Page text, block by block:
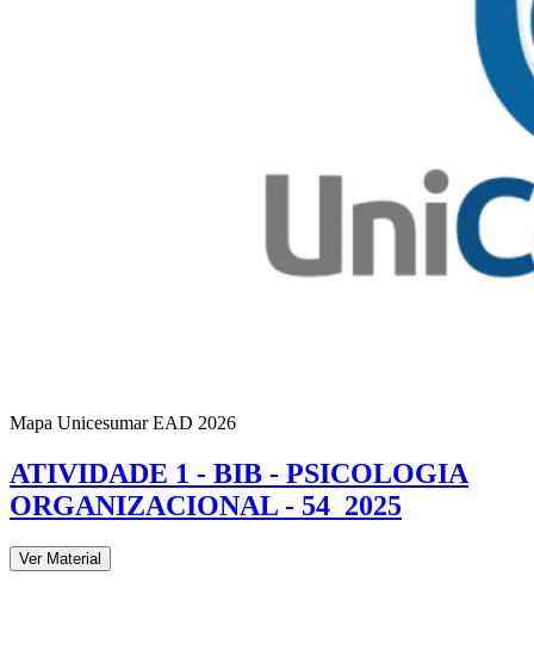
Mapa Unicesumar EAD 2026
ATIVIDADE 1 - BIB - PSICOLOGIA
ORGANIZACIONAL - 54_2025
Ver Material